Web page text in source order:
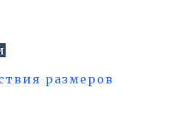
размеров